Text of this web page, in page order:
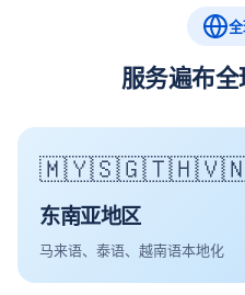
服务遍布
东南亚地区
马来语、泰语、越南语本地化